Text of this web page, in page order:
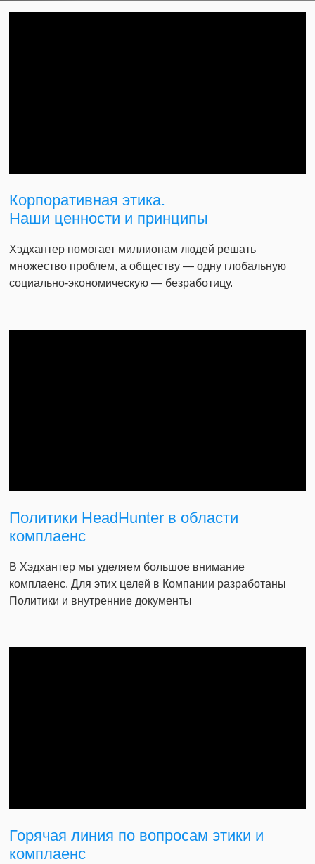
Корпоративная этика.
Наши ценности и принципы
Хэдхантер помогает миллионам людей решать
множество проблем, а обществу — одну глобальную
социально-экономическую — безработицу.
Политики HeadHunter в области
комплаенс
В Хэдхантер мы уделяем большое внимание
комплаенс. Для этих целей в Компании разработаны
Политики и внутренние документы
Горячая линия по вопросам этики и
комплаенс